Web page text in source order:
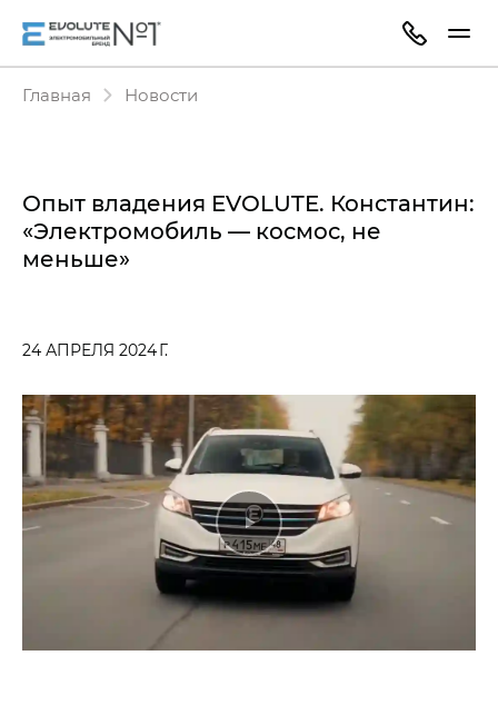
Главная Новости
Опыт владения EVOLUTE. Константин:
«Электромобиль — космос, не
меньше»
24 АПРЕЛЯ 2024 Г.